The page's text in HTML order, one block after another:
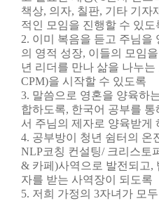
책상, 의자, 칠판, 기타 기자
적인 모임을 진행할 수 있도
2. 이미 복음을 듣고 주님을
의 영적 성장, 이들의 모임을
년 리더를 만나 삶을 나누
CPM)을 시작할 수 있도록
3. 말씀으로 영혼을 양육하
합하도록, 한국어 공부를 통
서 주님의 제자로 양육받게
4. 공부방이 청년 쉼터의
NLP코칭 컨설팅/ 크리스토
& 카페)사역으로 발전되고,
자를 받는 사역장이 되도록
5. 저희 가정의 3자녀가 모